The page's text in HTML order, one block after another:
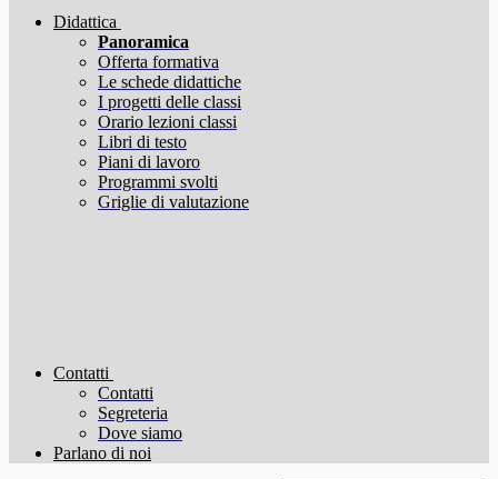
Didattica
Panoramica
Offerta formativa
Le schede didattiche
I progetti delle classi
Orario lezioni classi
Libri di testo
Piani di lavoro
Programmi svolti
Griglie di valutazione
Contatti
Contatti
Segreteria
Dove siamo
Parlano di noi